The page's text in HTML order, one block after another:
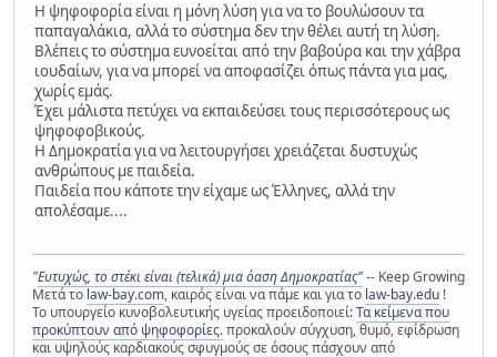
Η ψηφοφορία είναι η μόνη λύση για να το βουλώσουν τα
παπαγαλάκια, αλλά το σύστημα δεν την θέλει αυτή τη λύση.
Βλέπεις το σύστημα ευνοείται από την βαβούρα και την χάβρα
ιουδαίων, για να μπορεί να αποφασίζει όπως πάντα για μας,
χωρίς εμάς.
Έχει μάλιστα πετύχει να εκπαιδεύσει τους περισσότερους ως
ψηφοφοβικούς.
Η Δημοκρατία για να λειτουργήσει χρειάζεται δυστυχώς
ανθρώπους με παιδεία.
Παιδεία που κάποτε την είχαμε ως Έλληνες, αλλά την
απολέσαμε....
"Ευτυχώς, το στέκι είναι (τελικά) μια όαση Δημοκρατίας"-- Keep Growing
Μετά το law-bay.com, καιρός είναι να πάμε και για το law-bay.edu !
Το υπουργείο κυνοβολευτικής υγείας προειδοποιεί:Τα κείμενα που
προκύπτουν από ψηφοφορίες.προκαλούν σύγχυση, θυμό, εφίδρωση
και υψηλούς καρδιακούς σφυγμούς σε όσους πάσχουν από